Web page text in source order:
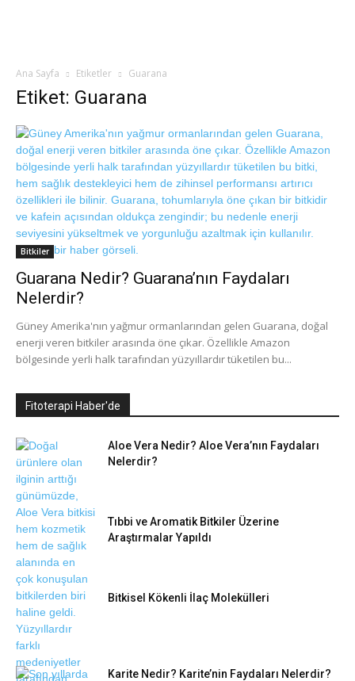
Ana Sayfa Etiketler Guarana
Etiket: Guarana
Bitkiler
Guarana Nedir? Guarana’nın Faydaları
Nelerdir?
Güney Amerika'nın yağmur ormanlarından gelen Guarana, doğal
enerji veren bitkiler arasında öne çıkar. Özellikle Amazon
bölgesinde yerli halk tarafından yüzyıllardır tüketilen bu...
Fitoterapi Haber'de
Aloe Vera Nedir? Aloe Vera’nın Faydaları
Nelerdir?
Tıbbi ve Aromatik Bitkiler Üzerine
Araştırmalar Yapıldı
Bitkisel Kökenli İlaç Molekülleri
Karite Nedir? Karite’nin Faydaları Nelerdir?